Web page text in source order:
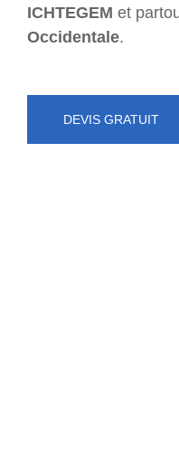
ICHTEGEM et
Occidentale.
DEVIS GRATUIT